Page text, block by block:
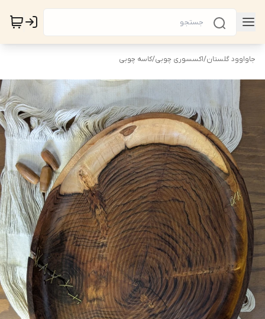
جاواوود گلستان/اکسسوری چوبی/کاسه چوبی